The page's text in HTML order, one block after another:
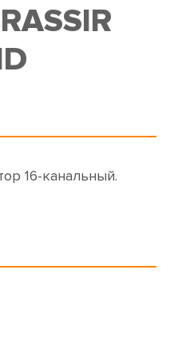
16-канальный.